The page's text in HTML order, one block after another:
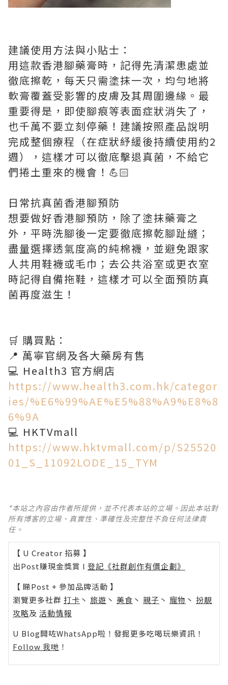
建議使用方法與小貼士：
用這款香港腳藥膏時，記得先清潔患處並
徹底擦乾，每天只需塗抹一次，均勻地將
軟膏覆蓋受影響的皮膚及其周圍邊緣。最
重要得是，即使腳痕等表面症狀消失了，
也千萬不要立刻停藥！建議按照產品說明
完成整個療程（在症狀紓緩後持續使用約2
週），這樣才可以徹底擊退真菌，不給它
們捲土重來的機會！💪🏻
日常抗真菌香港腳預防
想要做好香港腳預防，除了塗抹藥膏之
外，平時洗腳後一定要徹底擦乾腳趾縫；
盡量選擇透氣度高的純棉襪，並避免跟家
人共用鞋襪或毛巾；去公共浴室或更衣室
時記得自備拖鞋，這樣才可以全面預防真
菌再度滋生！
🛒 購買點：
📍 萬寧官網及各大藥房有售
💻 Health3 官方網店
https://www.health3.com.hk/categor
ies/%E6%99%AE%E5%88%A9%E8%8
6%9A
💻 HKTVmall
https://www.hktvmall.com/p/S25520
01_S_11092LODE_15_TYM
*本站之內容由作者所提供，並不代表本站的立場。因此本站對
所有博客的立場、真實性、準確性及完整性不負任何法律責
任。
【 U Creator 招募 】
出Post賺現金獎賞 l 登記《社群創作有價企劃》
【 睇Post + 參加品牌活動 】
瀏覽更多社群 打卡 丶 旅遊 丶 美食 丶 親子 丶 寵物 丶 扮靚
攻略及 活動情報
U Blog開咗WhatsApp啦！發掘更多吃喝玩樂資訊！
Follow 我哋 ！